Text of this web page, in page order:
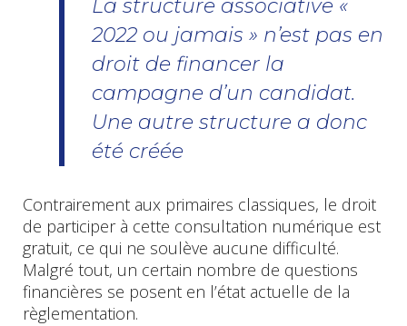
La structure associative «
2022 ou jamais » n’est pas en
droit de financer la
campagne d’un candidat.
Une autre structure a donc
été créée
Contrairement aux primaires classiques, le droit
de participer à cette consultation numérique est
gratuit, ce qui ne soulève aucune difficulté.
Malgré tout, un certain nombre de questions
financières se posent en l’état actuelle de la
règlementation.